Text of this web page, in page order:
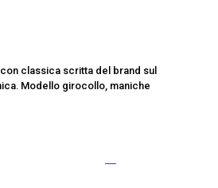
classica scritta del brand sul
Modello girocollo, maniche